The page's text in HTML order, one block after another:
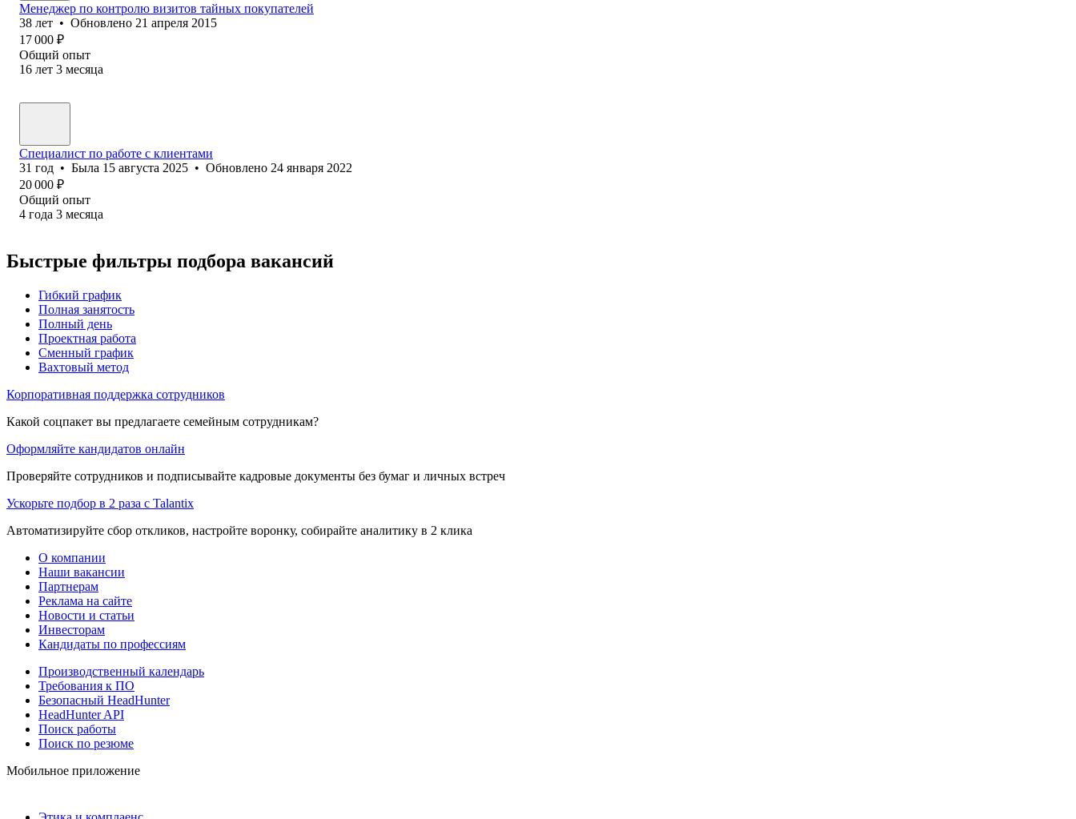
Менеджер по контролю визитов тайных покупателей
38 лет • Обновлено 21 апреля 2015
17 000 ₽
Общий опыт
16 лет 3 месяца
Специалист по работе с клиентами
31 год • Была 15 августа 2025 • Обновлено 24 января 2022
20 000 ₽
Общий опыт
4 года 3 месяца
Быстрые фильтры подбора вакансий
Гибкий график
Полная занятость
Полный день
Проектная работа
Сменный график
Вахтовый метод
Корпоративная поддержка сотрудников
Какой соцпакет вы предлагаете семейным сотрудникам?
Оформляйте кандидатов онлайн
Проверяйте сотрудников и подписывайте кадровые документы без бумаг и личных встреч
Ускорьте подбор в 2 раза с Talantix
Автоматизируйте сбор откликов, настройте воронку, собирайте аналитику в 2 клика
О компании
Наши вакансии
Партнерам
Реклама на сайте
Новости и статьи
Инвесторам
Кандидаты по профессиям
Производственный календарь
Требования к ПО
Безопасный HeadHunter
HeadHunter API
Поиск работы
Поиск по резюме
Мобильное приложение